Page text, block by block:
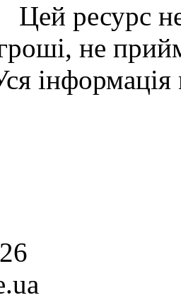
Цей ресурс
не